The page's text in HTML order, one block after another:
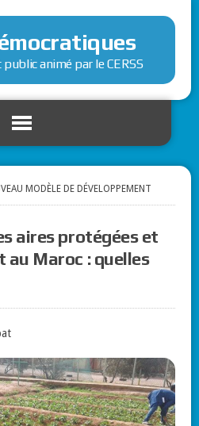
animé par le CERSS
MODÈLE DE DÉVELOPPEMENT
aires protégées et
au Maroc : quelles